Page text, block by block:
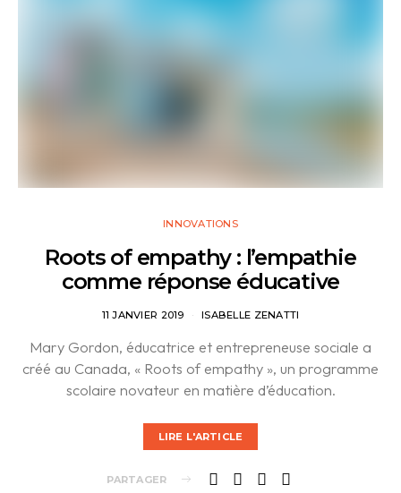
INNOVATIONS
Roots of empathy : l’empathie
comme réponse éducative
11 JANVIER 2019 ISABELLE ZENATTI
Mary Gordon, éducatrice et entrepreneuse sociale a
créé au Canada, « Roots of empathy », un programme
scolaire novateur en matière d’éducation.
LIRE L'ARTICLE
PARTAGER